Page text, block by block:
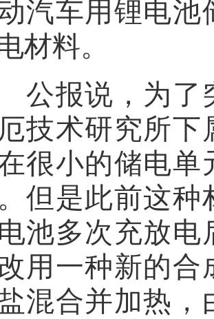
汽车用锂电
材料。
报说，为了突
技术研究所下
很小的储电单
但是此前这种
池多次充放电
用一种新的
混合并加热，